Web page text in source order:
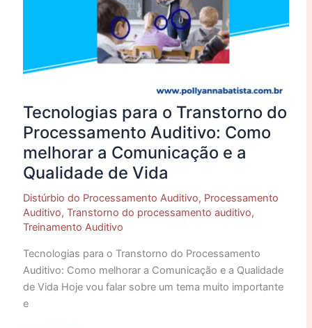
Tecnologias para o Transtorno do
Processamento Auditivo: Como
melhorar a Comunicação e a
Qualidade de Vida
Distúrbio do Processamento Auditivo, Processamento
Auditivo, Transtorno do processamento auditivo,
Treinamento Auditivo
Tecnologias para o Transtorno do Processamento
Auditivo: Como melhorar a Comunicação e a Qualidade
de Vida Hoje vou falar sobre um tema muito importante
e
Vida